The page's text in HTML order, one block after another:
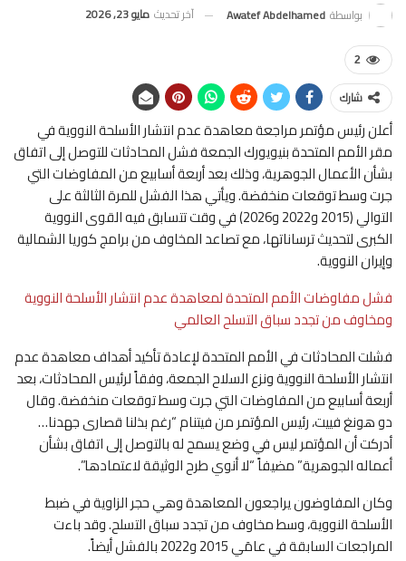
بواسطة Awatef Abdelhamed آخر تحديث مايو 23, 2026
2
شارك
أعلن رئيس مؤتمر مراجعة معاهدة عدم انتشار الأسلحة النووية في
مقر الأمم المتحدة بنيويورك الجمعة فشل المحادثات للتوصل إلى اتفاق
بشأن الأعمال الجوهرية، وذلك بعد أربعة أسابيع من المفاوضات التي
جرت وسط توقعات منخفضة. ويأتي هذا الفشل للمرة الثالثة على
التوالي (2015 و2022 و2026) في وقت تتسابق فيه القوى النووية
الكبرى لتحديث ترساناتها، مع تصاعد المخاوف من برامج كوريا الشمالية
وإيران النووية.
فشل مفاوضات الأمم المتحدة لمعاهدة عدم انتشار الأسلحة النووية
ومخاوف من تجدد سباق التسلح العالمي
فشلت المحادثات في الأمم المتحدة لإعادة تأكيد أهداف معاهدة عدم
انتشار الأسلحة النووية ونزع السلاح الجمعة، وفقاً لرئيس المحادثات، بعد
أربعة أسابيع من المفاوضات التي جرت وسط توقعات منخفضة. وقال
دو هونغ فييت، رئيس المؤتمر من فيتنام “رغم بذلنا قصارى جهدنا…
أدركت أن المؤتمر ليس في وضع يسمح له بالتوصل إلى اتفاق بشأن
أعماله الجوهرية” مضيفاً “لا أنوي طرح الوثيقة لاعتمادها”.
وكان المفاوضون يراجعون المعاهدة وهي حجر الزاوية في ضبط
الأسلحة النووية، وسط مخاوف من تجدد سباق التسلح. وقد باءت
المراجعات السابقة في عامَي 2015 و2022 بالفشل أيضاً.